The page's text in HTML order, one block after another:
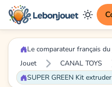
Le comparateur français
Jouet
CANAL TOYS